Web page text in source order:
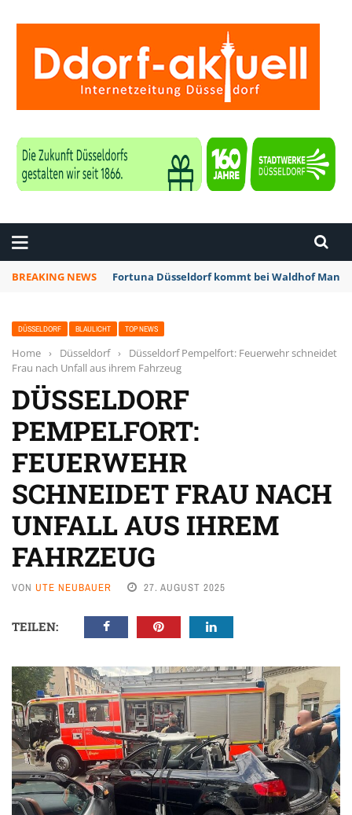
BREAKING NEWS Fortuna Düsseldorf kommt bei Waldhof
DÜSSELDORF BLAULICHT TOP NEWS
Home › Düsseldorf ›
Düsseldorf Pempelfort: Feuerwehr schneidet
Frau nach Unfall aus ihrem Fahrzeug
DÜSSELDORF
PEMPELFORT:
FEUERWEHR
SCHNEIDET FRAU NACH
UNFALL AUS IHREM
FAHRZEUG
VON UTE NEUBAUER 27. AUGUST 2025
TEILEN: